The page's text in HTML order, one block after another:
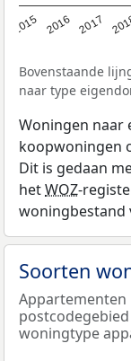
2015 2016 2017
Bovenstaande
naar type
Woningen naar
koopwoningen
Dit is gedaan
hetWOZ-
woningbestand
Soorten
Appartementen
woningtype